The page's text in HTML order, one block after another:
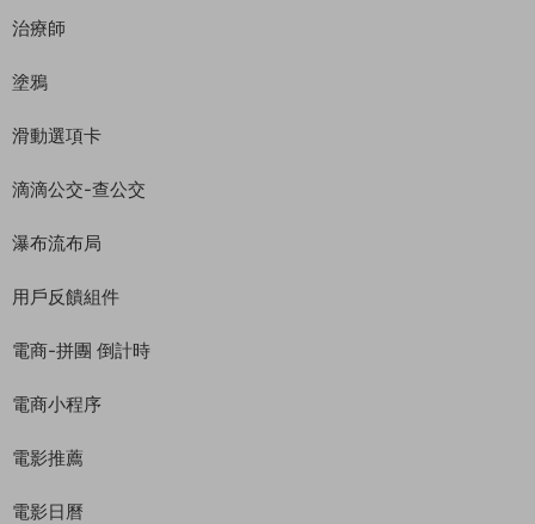
治療師
塗鴉
滑動選項卡
滴滴公交-查公交
瀑布流布局
用戶反饋組件
電商-拼團 倒計時
電商小程序
電影推薦
電影日曆